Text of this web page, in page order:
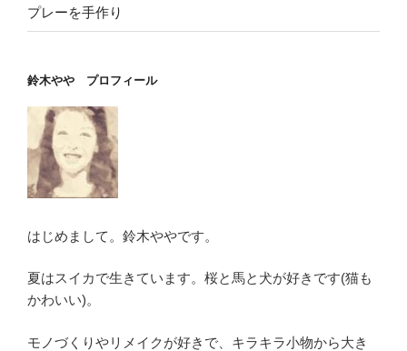
プレーを手作り
鈴木やや プロフィール
はじめまして。鈴木ややです。
夏はスイカで生きています。桜と馬と犬が好きです(猫も
かわいい)。
モノづくりやリメイクが好きで、キラキラ小物から大き